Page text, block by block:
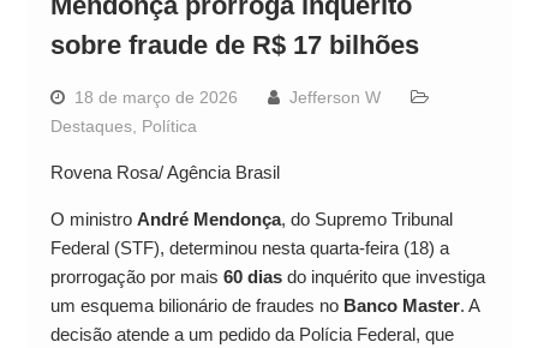
sobre fraude de R$ 17 bilhões
18 de março de 2026
Jefferson W
Destaques, Política
Rovena Rosa/ Agência Brasil
O ministro André Mendonça, do Supremo Tribunal
Federal (STF), determinou nesta quarta-feira (18) a
prorrogação por mais 60 diasdo inquérito que investiga
um esquema bilionário de fraudes no Banco Master. A
decisão atende a um pedido da Polícia Federal, que